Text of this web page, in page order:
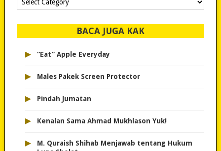
dipilih..
BACA JUGA KAK
▸ “Eat” Apple Everyday
▸ Males Pakek Screen Protector
▸ Pindah Jumatan
▸ Kenalan Sama Ahmad Mukhlason Yuk!
▸
M. Quraish Shihab Menjawab tentang Hukum